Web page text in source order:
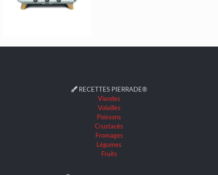
RECETTES PIERRADE®
Viandes
Volailles
Poissons
Crustacés
Fromages
Légumes
Fruits